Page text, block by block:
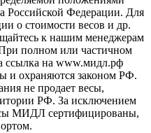
Российской Федерации. Для
о стоимости весов и др.
к нашим менеджерам
полном или частичном
ссылка на www.мидл.рф
и охраняются законом РФ.
не продает весы,
РФ. За исключением
МИДЛ сертифицированы,